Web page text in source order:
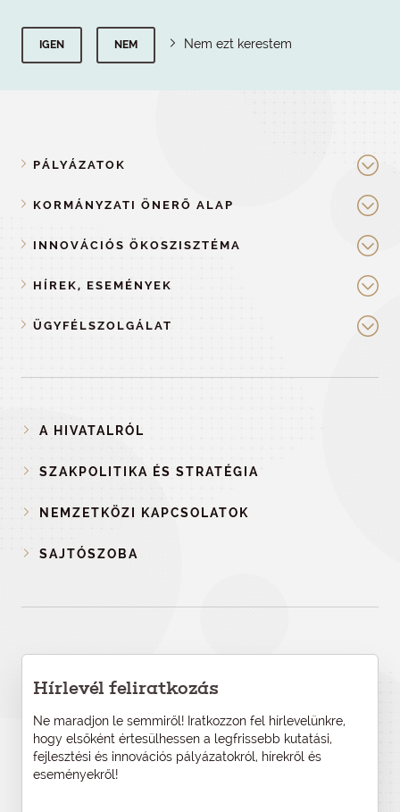
IGEN NEM Nem ezt kerestem
PÁLYÁZATOK
KORMÁNYZATI ÖNERŐ ALAP
INNOVÁCIÓS ÖKOSZISZTÉMA
HÍREK, ESEMÉNYEK
ÜGYFÉLSZOLGÁLAT
A HIVATALRÓL
SZAKPOLITIKA ÉS STRATÉGIA
NEMZETKÖZI KAPCSOLATOK
SAJTÓSZOBA
Hírlevél feliratkozás
Ne maradjon le semmiről! Iratkozzon fel hírlevelünkre,
hogy elsőként értesülhessen a legfrissebb kutatási,
fejlesztési és innovációs pályázatokról, hírekről és
eseményekről!